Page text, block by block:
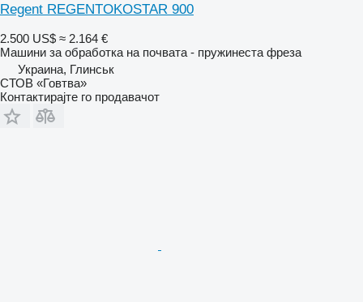
Regent REGENTOKOSTAR 900
2.500 US$ ≈ 2.164 €
Машини за обработка на почвата - пружинеста фреза
Украина, Глинськ
СТОВ «Говтва»
Контактирајте го продавачот